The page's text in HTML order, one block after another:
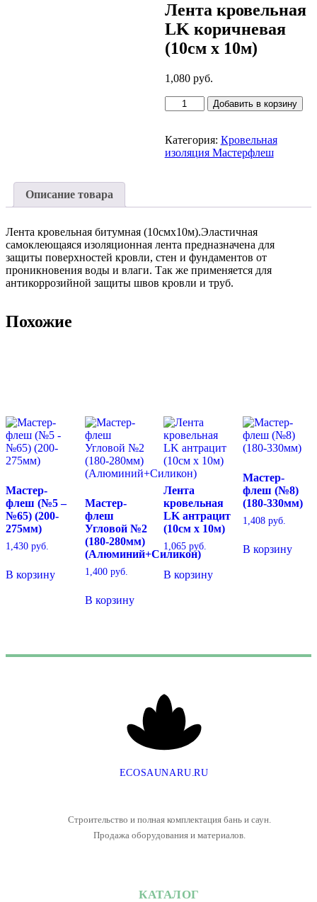
Лента кровельная
LK коричневая
(10см х 10м)
1,080руб.
Количество
товара
кровельная
LK
Добавить в корзину
Категория: Кровельная
изоляция Мастерфлеш
Описание товара
Лента кровельная битумная (10смх10м).Эластичная
самоклеющаяся изоляционная лента предназначена для
защиты поверхностей кровли, стен и фундаментов от
проникновения воды и влаги. Так же применяется для
антикоррозийной защиты швов кровли и труб.
Похожие
Мастер-
флеш (№5 –
№65) (200-
275мм)
1,430 руб.
В корзину
Мастер-
флеш
Угловой №2
(180-280мм)
(Алюминий+Силикон)
1,400руб.
В корзину
Лента
кровельная
LK антрацит
(10см х 10м)
1,065 руб.
В корзину
Мастер-
флеш (№8)
(180-330мм)
1,408руб.
В корзину
ECOSAUNARU.RU
Строительство и полная комплектация бань и саун.
Продажа оборудования и материалов.
КАТАЛОГ